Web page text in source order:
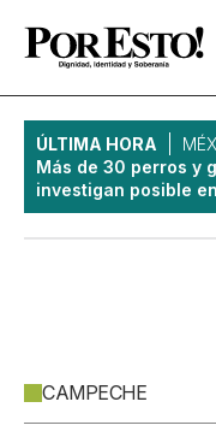
ÚLTIMA HORA
Más de 30 perros y
investigan posible
CAMPECHE